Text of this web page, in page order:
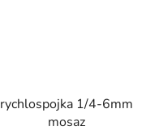
rychlospojka 1/4-6mm
mosaz